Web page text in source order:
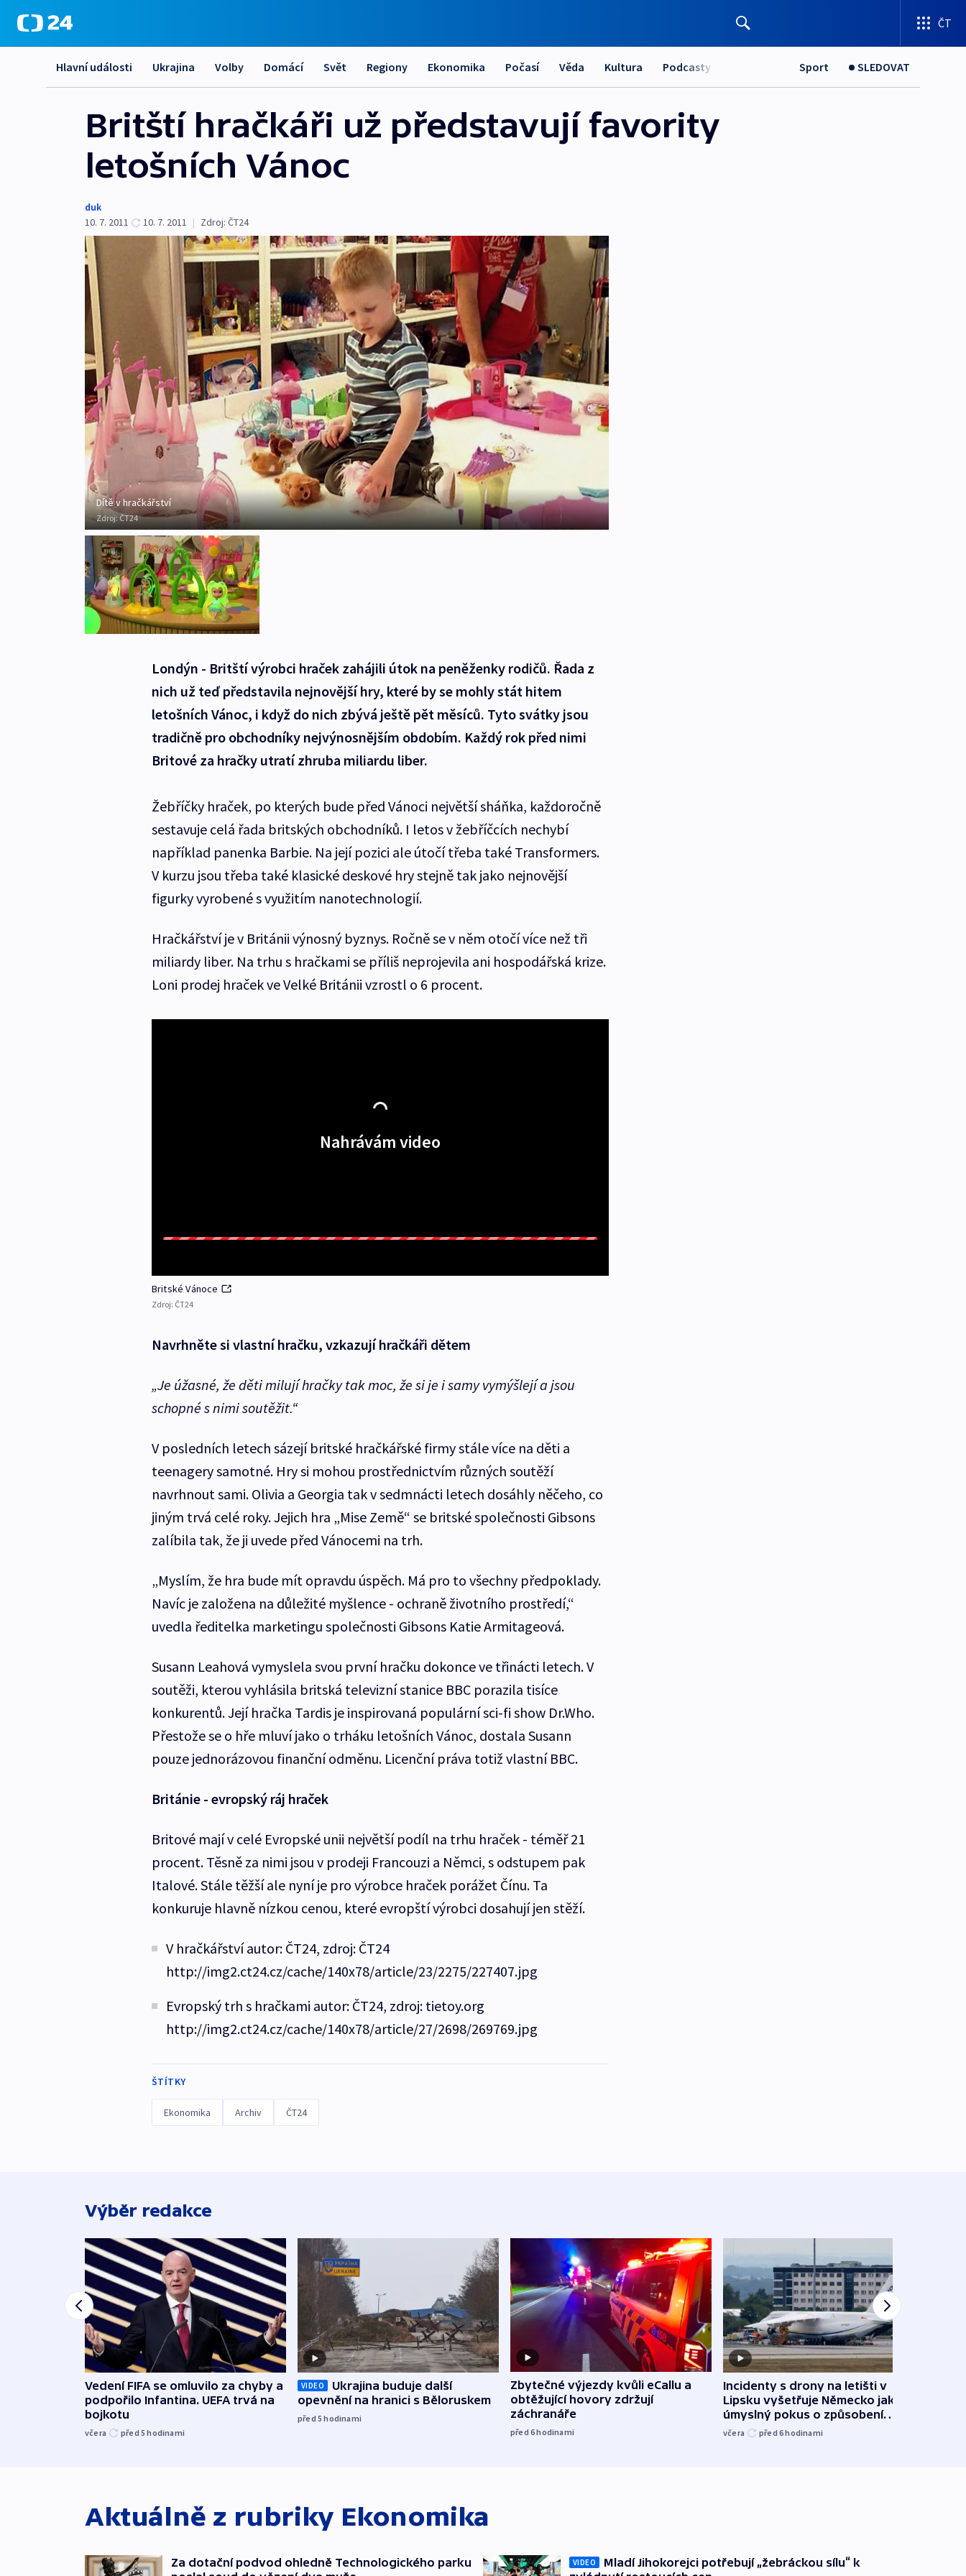
ČT
Hlavní události Ukrajina Volby Domácí Svět Regiony Ekonomika Počasí Věda Kultura Podcasty Sport SLEDOVAT
Britští hračkáři už představují favority
letošních Vánoc
duk
10. 7. 2011
10. 7. 2011 | Zdroj: ČT24
Dítě v hračkářství
Zdroj:ČT24
Londýn - Britští výrobci hraček zahájili útok na peněženky rodičů. Řada z
nich už teď představila nejnovější hry, které by se mohly stát hitem
letošních Vánoc, i když do nich zbývá ještě pět měsíců. Tyto svátky jsou
tradičně pro obchodníky nejvýnosnějším obdobím. Každý rok před nimi
Britové za hračky utratí zhruba miliardu liber.
Žebříčky hraček, po kterých bude před Vánoci největší sháňka, každoročně
sestavuje celá řada britských obchodníků. I letos v žebříčcích nechybí
například panenka Barbie. Na její pozici ale útočí třeba také Transformers.
V kurzu jsou třeba také klasické deskové hry stejně tak jako nejnovější
figurky vyrobené s využitím nanotechnologií.
Hračkářství je v Británii výnosný byznys. Ročně se v něm otočí více než tři
miliardy liber. Na trhu s hračkami se příliš neprojevila ani hospodářská krize.
Loni prodej hraček ve Velké Británii vzrostl o 6 procent.
Nahrávám video
Britské Vánoce
Zdroj: ČT24
Navrhněte si vlastní hračku, vzkazují hračkáři dětem
„Je úžasné, že děti milují hračky tak moc, že si je i samy vymýšlejí a jsou
schopné s nimi soutěžit.“
V posledních letech sázejí britské hračkářské firmy stále více na děti a
teenagery samotné. Hry si mohou prostřednictvím různých soutěží
navrhnout sami. Olivia a Georgia tak v sedmnácti letech dosáhly něčeho, co
jiným trvá celé roky. Jejich hra „Mise Země“ se britské společnosti Gibsons
zalíbila tak, že ji uvede před Vánocemi na trh.
„Myslím, že hra bude mít opravdu úspěch. Má pro to všechny předpoklady.
Navíc je založena na důležité myšlence - ochraně životního prostředí,“
uvedla ředitelka marketingu společnosti Gibsons Katie Armitageová.
Susann Leahová vymyslela svou první hračku dokonce ve třinácti letech. V
soutěži, kterou vyhlásila britská televizní stanice BBC porazila tisíce
konkurentů. Její hračka Tardis je inspirovaná populární sci-fi show Dr.Who.
Přestože se o hře mluví jako o trháku letošních Vánoc, dostala Susann
pouze jednorázovou finanční odměnu. Licenční práva totiž vlastní BBC.
Británie - evropský ráj hraček
Britové mají v celé Evropské unii největší podíl na trhu hraček - téměř 21
procent. Těsně za nimi jsou v prodeji Francouzi a Němci, s odstupem pak
Italové. Stále těžší ale nyní je pro výrobce hraček porážet Čínu. Ta
konkuruje hlavně nízkou cenou, které evropští výrobci dosahují jen stěží.
V hračkářství autor: ČT24, zdroj: ČT24
http://img2.ct24.cz/cache/140x78/article/23/2275/227407.jpg
Evropský trh s hračkami autor: ČT24, zdroj: tietoy.org
http://img2.ct24.cz/cache/140x78/article/27/2698/269769.jpg
ŠTÍTKY
Ekonomika Archiv ČT24
Výběr redakce
Vedení FIFA se omluvilo za chyby a
podpořilo Infantina. UEFA trvá na
bojkotu
včera před 5hodinami
VIDEO
Ukrajina buduje další
opevnění na hranici s Běloruskem
před 5hodinami
Zbytečné výjezdy kvůli eCallu a
obtěžující hovory zdržují
záchranáře
před 6hodinami
Incidenty s drony na letišti v
Lipsku vyšetřuje Německo jako
úmyslný pokus o způsobení
exploze
včera před 6hodinami
Aktuálně z rubriky Ekonomika
Za dotační podvod ohledně Technologického parku
VIDEO
Mladí Jihokorejci potřebují „žebráckou sílu“ k